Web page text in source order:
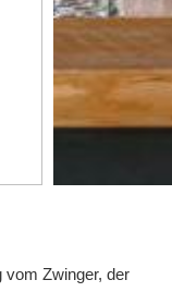
vom Zwinger, der